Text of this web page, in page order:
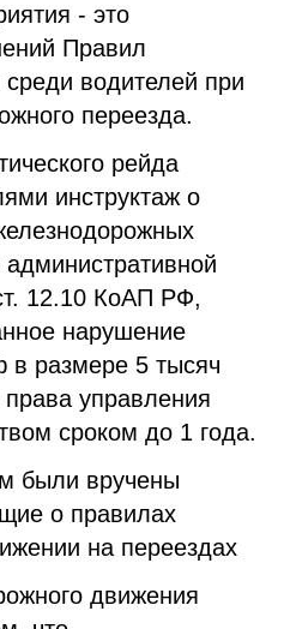
- это
Правил
водителей при
переезда.
рейда
инструктаж о
12.10 КоАП РФ,
нарушение
в размере 5 тысяч
управления
сроком до 1 года.
были вручены
о правилах
на переездах
движения